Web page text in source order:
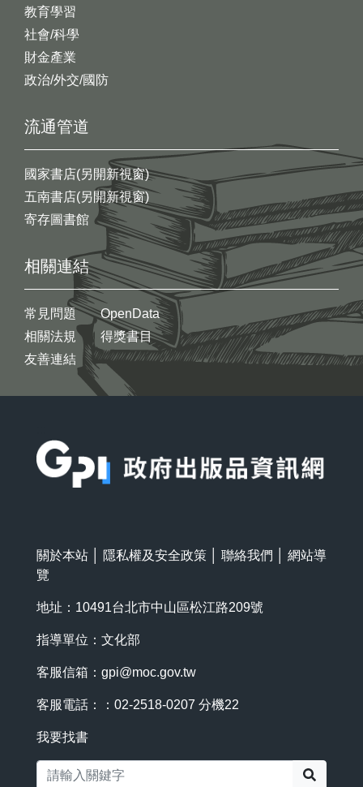
教育學習
社會/科學
財金產業
政治/外交/國防
流通管道
國家書店(另開新視窗)
五南書店(另開新視窗)
寄存圖書館
相關連結
常見問題
相關法規
友善連結
OpenData
得獎書目
關於本站 隱私權及安全政策 聯絡我們
網站導
覽
地址：10491台北市中山區松江路209號
指導單位：文化部
客服信箱： gpi@moc.gov.tw
客服電話：：02-2518-0207 分機22
我要找書